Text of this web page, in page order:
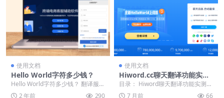
使用文档
Hello World字符多少钱？
Hello World字符多少钱？ 翻译服务
的需求不断增长，尤其是像“Hello...
2 年前 290
使用文档
Hiword.cc聊天翻译功能实
测，实时对话翻译准确度如
目录： Hiword聊天翻译功能实测：
实时对话翻译准确度如何？ 从官网
7 月前 66